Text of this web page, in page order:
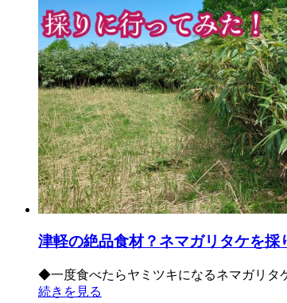
津軽の絶品食材？ネマガリタケを採
◆一度食べたらヤミツキになるネマガリタ
続きを見る